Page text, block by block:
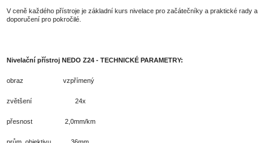
V ceně každého přístroje je základní kurs nivelace pro začátečníky a praktické rady a
doporučení pro pokročilé.
Nivelační přístroj NEDO Z24 - TECHNICKÉ PARAMETRY:
obraz vzpřímený
zvětšení 24x
přesnost 2,0mm/km